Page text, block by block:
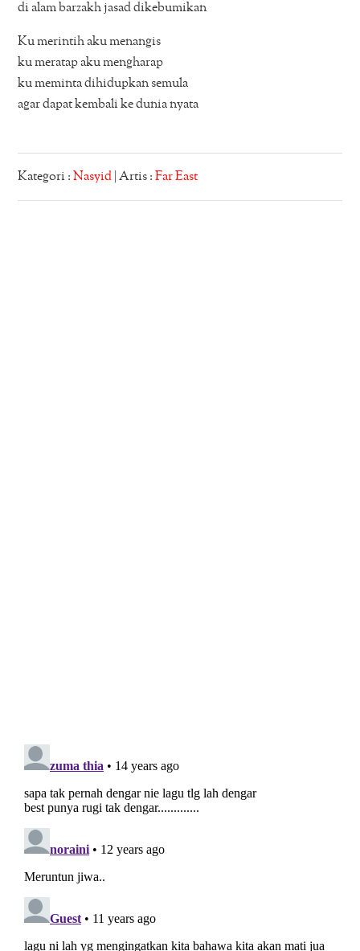
di alam barzakh jasad dikebumikan
Ku merintih aku menangis
ku meratap aku mengharap
ku meminta dihidupkan semula
agar dapat kembali ke dunia nyata
Kategori :Nasyid | Artis :Far East